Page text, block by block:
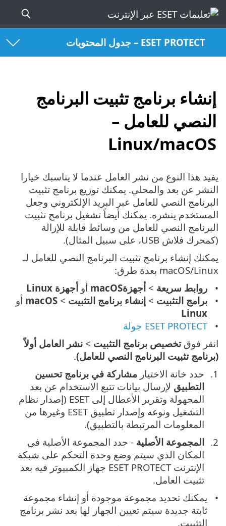
ESET PROTECT – جدول المحتويات
إنشاء برنامج تثبيت البرنامج
النصي للعامل –
Linux/macOS
يفيد هذا النوع من نشر العامل عندما لا يناسبك خيارا
النشر عن بعد والمحلي. يمكنك توزيع برنامج تثبيت
البرنامج النصي للعامل عبر البريد الإلكتروني وجعل
المستخدم ينشره. يمكنك أيضاً تشغيل برنامج تثبيت
البرنامج النصي للعامل من وسائط قابلة للإزالة
(كمحرك فلاش USB، على سبيل المثال).
يمكنك إنشاء برنامج تثبيت البرنامج النصي للعامل لـ
macOS/Linux بعدة طرق:
روابط سريعة >أجهزةmacOS أوأجهزة Linux
برامج التثبيت >إنشاء برنامج التثبيت >
macOS أو
Linux
ESET PROTECT جولة
انقر فوقتخصيص برنامج التثبيت > نشر العامل أولاً
(برنامج تثبيت البرنامج النصي للعامل).
حدد خانة الاختيار مشاركة في برنامج تحسين
التطبيق لإرسال بيانات تتبع الاستخدام عن بعد
المجهولة وتقرير الأعطال إلى ESET (إصدار نظام
التشغيل ونوعه وإصدار تطبيق ESET وغيرها من
المعلومات المرتبطة بالتطبيق).
المجموعة الأصلية - حدد المجموعة الأصلية في
المكان الذي سيتم وضع وحدة التحكم على شبكة
الإنترنت ESET PROTECT جهاز الكمبيوتر فيه بعد
تثبيت العامل.
يمكنك تحديد مجموعة موجودة أو إنشاء مجموعة
ثابتة جديدة سيتم تعيين الجهاز لها بعد نشر برنامج
التثبيت.